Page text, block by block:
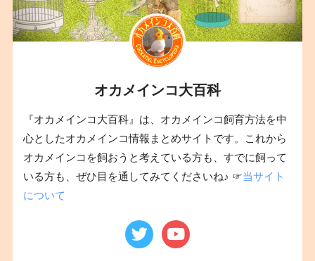
オカメインコ大百科
『オカメインコ大百科』は、オカメインコ飼育方法を中
心としたオカメインコ情報まとめサイトです。これから
オカメインコを飼おうと考えている方も、すでに飼って
いる方も、ぜひ目を通してみてくださいね♪ ☞当サイト
について